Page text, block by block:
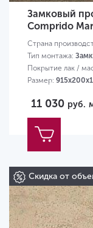
Замковый
Comprido
Страна
Тип монтажа:
Покрытие лак /
Размер:
11 030 руб.
Скидка от